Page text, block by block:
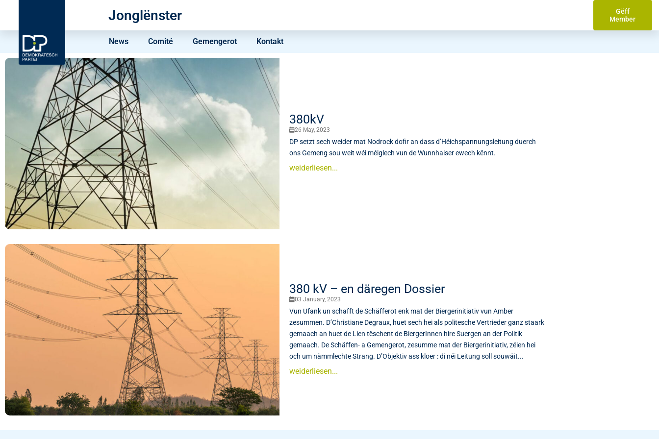
Jonglënster
Gëff
Member
News Comité Gemengerot Kontakt
380kV
26 May, 2023
DP setzt sech weider mat Nodrock dofir an dass d’Héichspannungsleitung duerch
ons Gemeng sou weit wéi méiglech vun de Wunnhaiser ewech kënnt.
weiderliesen...
380 kV – en däregen Dossier
03 January, 2023
Vun Ufank un schafft de Schäfferot enk mat der Biergerinitiativ vun Amber
zesummen. D’Christiane Degraux, huet sech hei als politesche Vertrieder ganz staark
gemaach an huet de Lien tëschent de BiergerInnen hire Suergen an der Politik
gemaach. De Schäffen- a Gemengerot, zesumme mat der Biergerinitiativ, zéien hei
och um nämmlechte Strang. D’Objektiv ass kloer : di néi Leitung soll souwäit...
weiderliesen...